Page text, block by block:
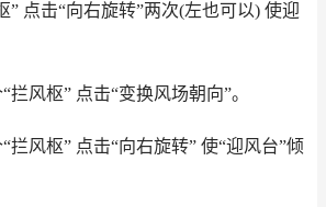
” 点击“向右旋转”两次(左也可以) 使迎
拦风枢” 点击“变换风场朝向”。
拦风枢” 点击“向右旋转” 使“迎风台”倾